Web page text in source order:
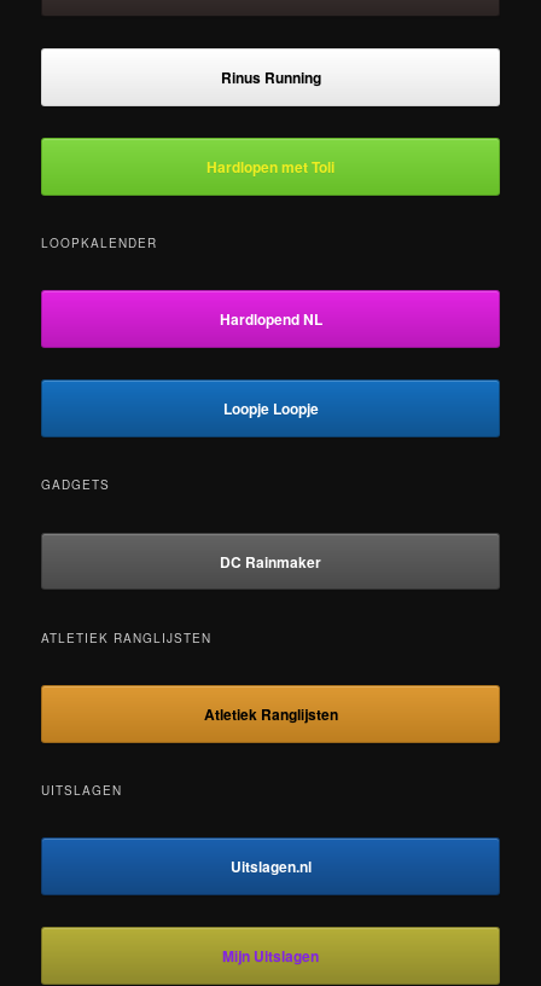
Rinus Running
Hardlopen met Toli
LOOPKALENDER
Hardlopend NL
Loopje Loopje
GADGETS
DC Rainmaker
ATLETIEK RANGLIJSTEN
Atletiek Ranglijsten
UITSLAGEN
Uitslagen.nl
Mijn Uitslagen